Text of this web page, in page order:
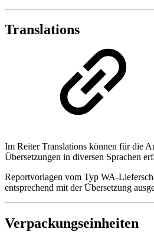
Translations
Im Reiter Translations können für die
Übersetzungen in diversen Sprachen
Reportvorlagen vom Typ WA-
entsprechend mit der Übersetzung
Verpackungseinheiten